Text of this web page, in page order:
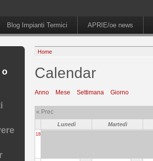
Blog Impianti Termici APRIE/oe news
o
Home
Calendar
Anno Mese Settimana Giorno
« Prec
Lunedì Martedì
18